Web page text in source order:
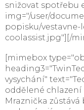
snižovat spotřebu
img="/user/
popisku/
coolassist.jpg"][/
[mimebox
vysychání"
oddělené
Mraznička zůstává